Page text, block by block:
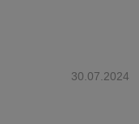
30.07.2024